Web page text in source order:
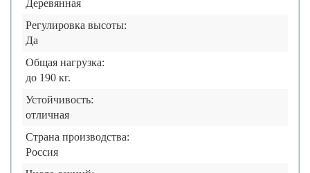
Деревянная
Регулировка высоты:
Да
Общая нагрузка:
до 190 кг.
Устойчивость:
отличная
Страна производства:
Россия